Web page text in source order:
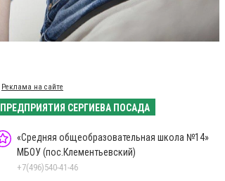
Реклама на сайте
ПРЕДПРИЯТИЯ СЕРГИЕВА ПОСАДА
«Средняя общеобразовательная школа №14»
МБОУ (пос.Клементьевский)
+7(496)540-41-46